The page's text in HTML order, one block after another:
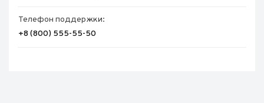
Телефон поддержки:
+8 (800) 555-55-50